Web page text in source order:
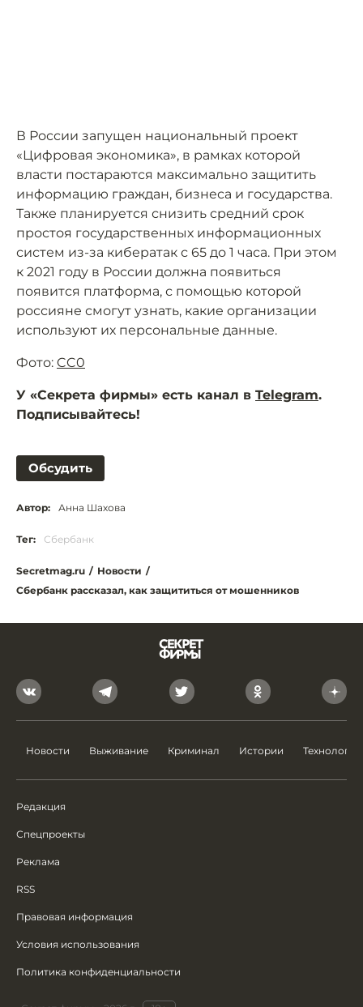
В России запущен национальный проект
«Цифровая экономика», в рамках которой
власти постараются максимально защитить
информацию граждан, бизнеса и государства.
Также планируется снизить средний срок
простоя государственных информационных
систем из-за кибератак с 65 до 1 часа. При этом
к 2021 году в России должна появиться
появится платформа, с помощью которой
россияне смогут узнать, какие организации
используют их персональные данные.
Фото: CC0
У «Секрета фирмы» есть канал в Telegram.
Подписывайтесь!
Обсудить
Автор: Анна Шахова
Тег: Сбербанк
Secretmag.ru / Новости /
Сбербанк рассказал, как защититься от мошенников
Новости Выживание Криминал Истории Технологии
Редакция
Спецпроекты
Реклама
RSS
Правовая информация
Условия использования
Политика конфиденциальности